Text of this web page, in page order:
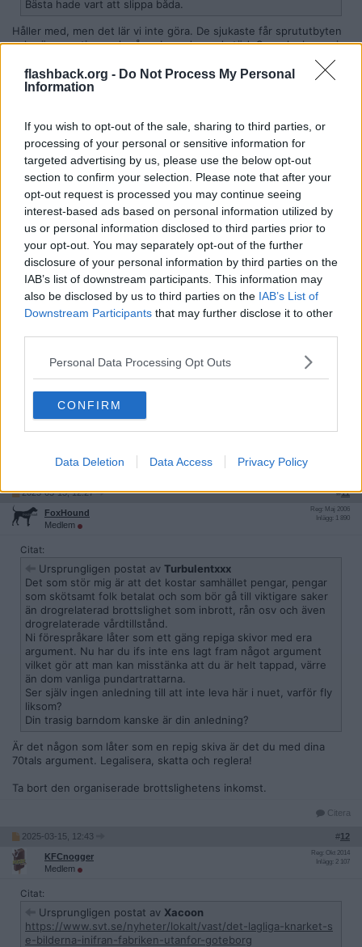
flashback.org - Do Not Process My Personal
Information
If you wish to opt-out of the sale, sharing to third parties, or
processing of your personal or sensitive information for
targeted advertising by us, please use the below opt-out
section to confirm your selection. Please note that after your
opt-out request is processed you may continue seeing
interest-based ads based on personal information utilized by
us or personal information disclosed to third parties prior to
your opt-out. You may separately opt-out of the further
disclosure of your personal information by third parties on the
IAB’s list of downstream participants. This information may
also be disclosed by us to third parties on the IAB’s List of
Downstream Participants that may further disclose it to other
Personal Data Processing Opt Outs
CONFIRM
Data Deletion Data Access Privacy Policy
Bästa hade vart att slippa båda.
Håller med, men det lär vi inte göra. De sjukaste får sprututbyten
och näsoperation, och några boende med stöd. Svensk ekonomi
blev stärkt i alla fall, men det går väl minus allt som allt med vad
knarkandet kostar Sverige.
2025-03-15, 11:45
theskinnylegend
Medlem
Gäller det företaget KingLeaf AB? Som driver hemsidan DR.
Herbals. En av deras produkter visades i videon:
https://drherbals.
se/produkt/thcb-vape-bob-marley-15-hybrid/
Denna bild som ligger på DR. Herbals "Om oss" sida och är identisk
till ett klipp från SVTs film.
https://drherbals.se/wp-content/uploads/2024/09/om-oss.webp
Då finns ju hennes namn (VD) och hennes kille i senaste
bokslutet. Går att ladda ner gratis påAllabolag. Konstigt att ställa
upp på en "anonym" intervju, låter mer som gratis marknadsföring.
Citera
2025-03-15, 11:59
pyroclasm
Medlem
2025-03-15, 12:27 #11
FoxHound
Medlem
Reg: Maj 2006
Inlägg: 1 890
Citat:
Ursprungligen postat av Turbulentxxx
Det som stör mig är att det kostar samhället pengar, pengar
som skötsamt folk betalat och som bör gå till viktigare saker
än drogrelaterad brottslighet som inbrott, rån osv och även
drogrelaterade vårdtillstånd.
Ni förespråkare låter som ett gäng repiga skivor med era
argument. Nu har du ifs inte ens lagt fram något argument
vilket gör att man kan misstänka att du är helt tappad, värre
än dom vanliga pundartrattarna.
Ser själv ingen anledning till att inte leva här i nuet, varför fly
liksom?
Din trasig barndom kanske är din anledning?
Är det någon som låter som en repig skiva är det du med dina
70tals argument. Legalisera, skatta och reglera!
Ta bort den organiserade brottslighetens inkomst.
Citera
2025-03-15, 12:43 #12
KFCnogger
Medlem
Reg: Okt 2014
Inlägg: 2 107
Citat:
Ursprungligen postat av Xacoon
https://www.svt.se/nyheter/lokalt/vast/det-lagliga-knarket-s
e-bilderna-inifran-fabriken-utanfor-goteborg